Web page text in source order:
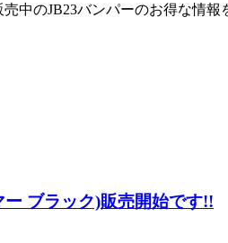
売中のJB23バンパーのお得な
ブラック)販売開始です!!